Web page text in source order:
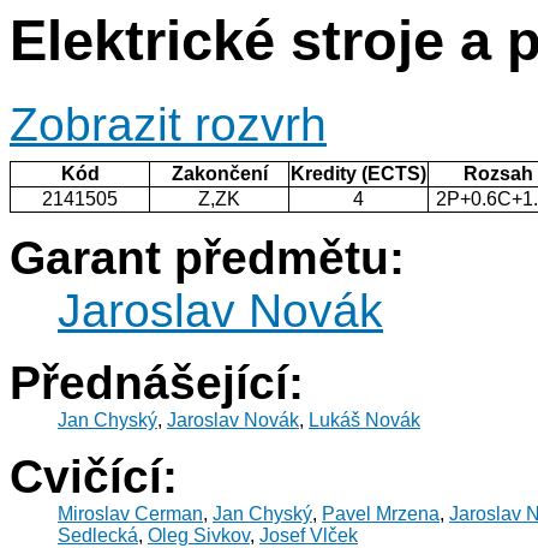
Elektrické stroje a
Zobrazit rozvrh
Kód Zakončení Kredity (ECTS)
Rozsah
2141505
Z,ZK 4
Garant předmětu:
Jaroslav Novák
Přednášející:
Jan Chyský, Jaroslav Novák, Lukáš Novák
Cvičící:
Miroslav Cerman, Jan Chyský, Pavel Mrzena, Jaroslav
Sedlecká, Oleg Sivkov, Josef Vlček